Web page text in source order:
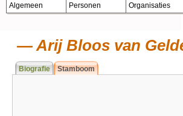
Algemeen Personen Organisaties
Arij Bloos van
Biografie Stamboom